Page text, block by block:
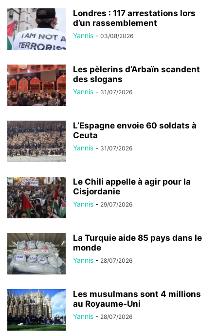
Londres : 117 arrestations lors
d’un rassemblement
Yannis - 03/08/2026
Les pèlerins d’Arbaïn scandent
des slogans
Yannis - 31/07/2026
L’Espagne envoie 60 soldats à
Ceuta
Yannis - 31/07/2026
Le Chili appelle à agir pour la
Cisjordanie
Yannis - 29/07/2026
La Turquie aide 85 pays dans le
monde
Yannis - 28/07/2026
Les musulmans sont 4 millions
au Royaume-Uni
Yannis - 28/07/2026